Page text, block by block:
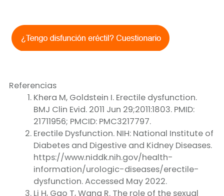
Referencias
Khera M, Goldstein I. Erectile dysfunction.
BMJ Clin Evid. 2011 Jun 29;2011:1803. PMID:
21711956; PMCID: PMC3217797.
Erectile Dysfunction. NIH: National Institute of
Diabetes and Digestive and Kidney Diseases.
https://www.niddk.nih.gov/health-
information/urologic-diseases/erectile-
dysfunction. Accessed May 2022.
Li H, Gao T, Wang R. The role of the sexual